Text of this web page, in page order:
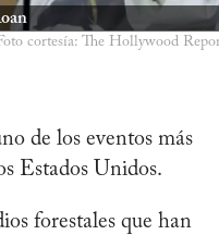
cortesía: The Hollywood
de los eventos más
Estados Unidos.
forestales que han